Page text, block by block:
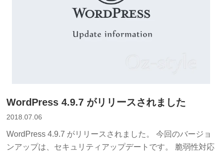
WordPress 4.9.7 がリリースされました
2018.07.06
WordPress 4.9.7 がリリースされました。 今回のバージョ
ンアップは、セキュリティアップデートです。 脆弱性対応